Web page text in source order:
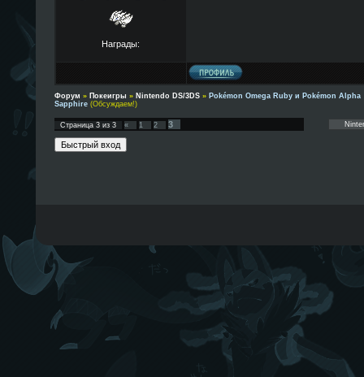
Награды:
Форум » Покеигры » Nintendo DS/3DS » Pokémon Omega Ruby и Pokémon Alpha
Sapphire (Обсуждаем!)
Страница 3из 3 « 1 2 3